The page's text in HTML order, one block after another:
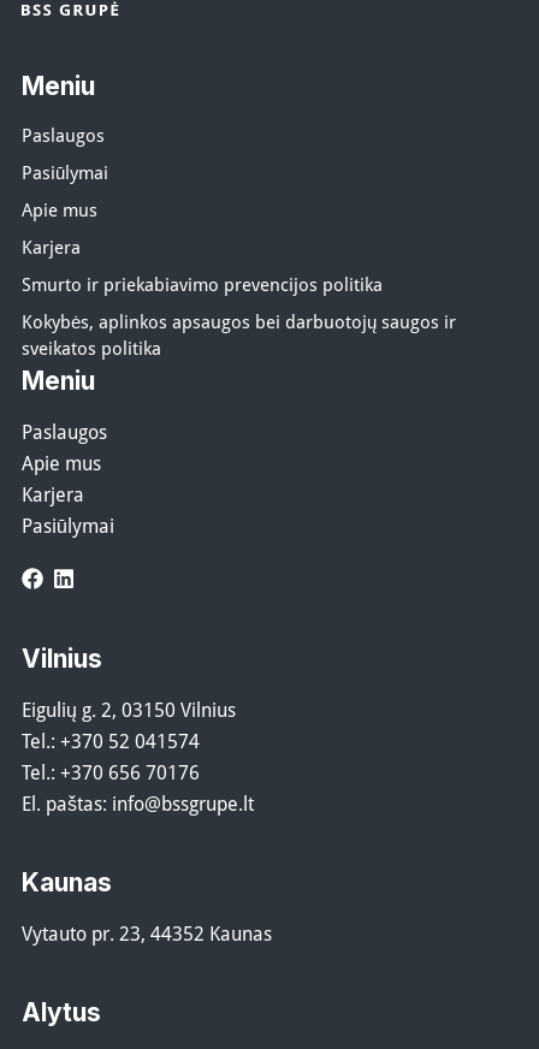
Meniu
Paslaugos
Pasiūlymai
Apie mus
Karjera
Smurto ir priekabiavimo prevencijos politika
Kokybės, aplinkos apsaugos bei darbuotojų saugos ir
sveikatos politika
Meniu
Paslaugos
Apie mus
Karjera
Pasiūlymai
Facebook
LinkedIn
Vilnius
Eigulių g. 2, 03150 Vilnius
Tel.: +370 52 041574
Tel.: +370 656 70176
El. paštas: info@bssgrupe.lt
Kaunas
Vytauto pr. 23, 44352 Kaunas
Alytus